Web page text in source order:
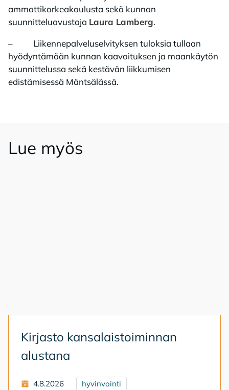
ammattikorkeakoulusta sekä kunnan
suunnitteluavustaja Laura Lamberg.
– Liikennepalveluselvityksen tuloksia tullaan
hyödyntämään kunnan kaavoituksen ja maankäytön
suunnittelussa sekä kestävän liikkumisen
edistämisessä Mäntsälässä.
Lue myös
Kir­jas­to kan­sa­lais­toi­min­nan
alus­ta­na
4.8.2026 hyvinvointi